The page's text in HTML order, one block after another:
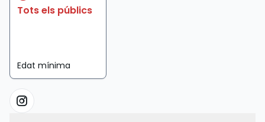
Tots els públics
Edat mínima